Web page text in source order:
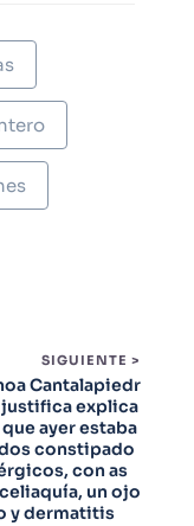
SIGUIENTE >
Cantalapiedr
justifica explica
ayer estaba
constipado
con as
un ojo
y dermatitis